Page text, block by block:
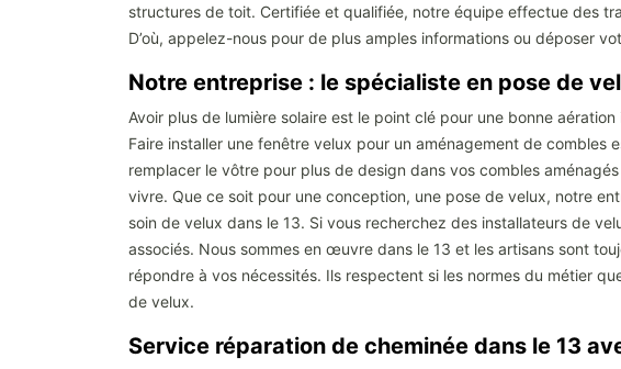
structures de toit. Certifiée et qualifiée, notre équipe effectue des
D’où, appelez-nous pour de plus amples informations ou déposer
Notre entreprise : le spécialiste en pose de
Avoir plus de lumière solaire est le point clé pour une bonne
Faire installer une fenêtre velux pour un aménagement de combles
remplacer le vôtre pour plus de design dans vos combles
vivre. Que ce soit pour une conception, une pose de velux, notre
soin de velux dans le 13. Si vous recherchez des installateurs de
associés. Nous sommes en œuvre dans le 13 et les artisans sont
répondre à vos nécessités. Ils respectent si les normes du métier
de velux.
Service réparation de cheminée dans le 13